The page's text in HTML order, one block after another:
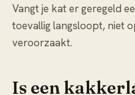
Vangt je kat er geregeld
toevallig langsloopt, niet
veroorzaakt.
Is een